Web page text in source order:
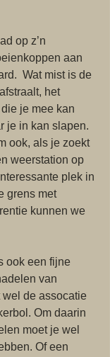
op z’n
aan
Wat mist is de
het
je mee kan
je in kan slapen.
ook, als je zoekt
weerstation op
plek in
grens met
kunnen we
ook een fijne
van
wel de assocatie
Om daarin
moet je wel
Of een